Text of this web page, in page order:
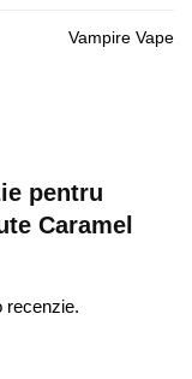
Vampire Vape
pentru
Caramel
recenzie.